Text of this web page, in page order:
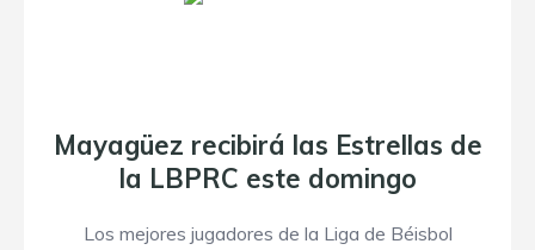
Mayagüez recibirá las Estrellas de
la LBPRC este domingo
Los mejores jugadores de la Liga de Béisbol